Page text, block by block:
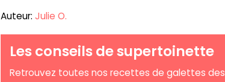
Auteur: Julie O.
Les conseils de supertoinette
Retrouvez toutes nos recettes de galettes des